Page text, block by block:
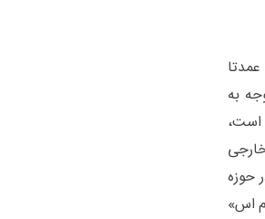
و عمدتا
به
است،
حوزه
داروهای «ام اس»